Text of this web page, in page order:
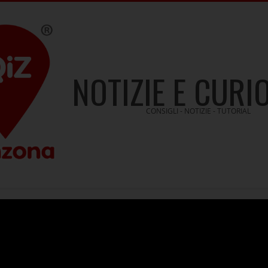
NOTIZIE ECONSIGLI - NOTIZIE - TUTORIAL